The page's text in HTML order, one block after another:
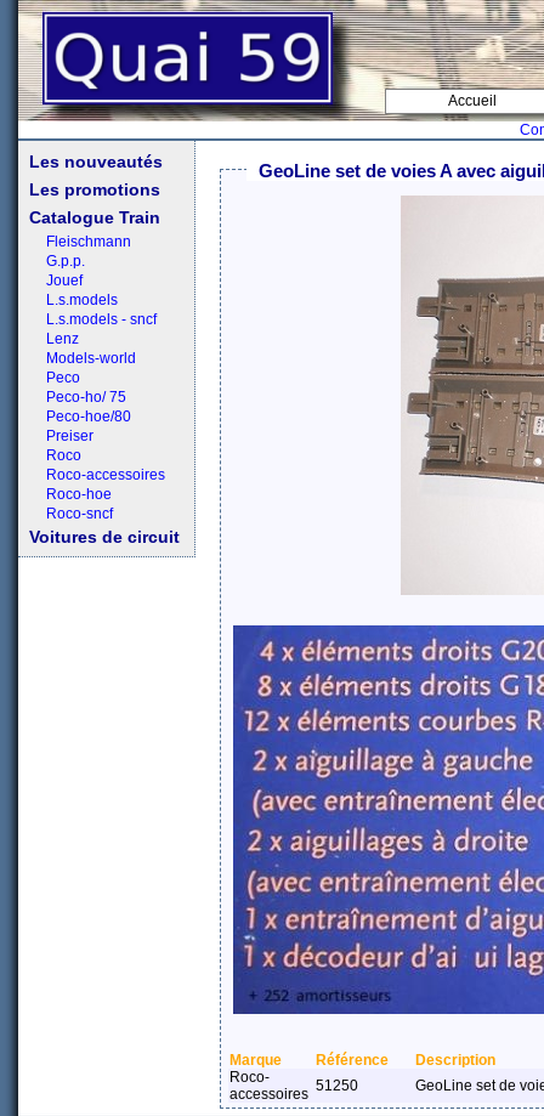
Accueil
Les nouveautés
Les promotions
Catalogue Train
Fleischmann
G.p.p.
Jouef
L.s.models
L.s.models - sncf
Lenz
Models-world
Peco
Peco-ho/ 75
Peco-hoe/80
Preiser
Roco
Roco-accessoires
Roco-hoe
Roco-sncf
Voitures de circuit
GeoLine set de voies A avec
Marque Référence
Description
Roco-
accessoires 51250 GeoLine set de